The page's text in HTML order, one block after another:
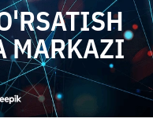
MARKAZI